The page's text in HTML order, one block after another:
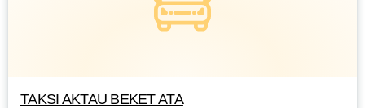
TAKSI AKTAU BEKET ATA